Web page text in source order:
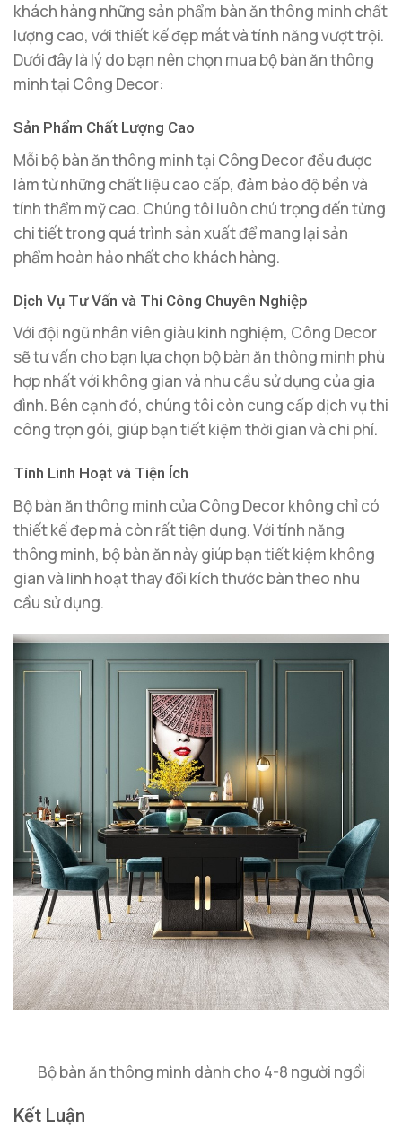
khách hàng những sản phẩm bàn ăn thông minh chất
lượng cao, với thiết kế đẹp mắt và tính năng vượt trội.
Dưới đây là lý do bạn nên chọn mua bộ bàn ăn thông
minh tại Công Decor:
Sản Phẩm Chất Lượng Cao
Mỗi bộ bàn ăn thông minh tại Công Decor đều được
làm từ những chất liệu cao cấp, đảm bảo độ bền và
tính thẩm mỹ cao. Chúng tôi luôn chú trọng đến từng
chi tiết trong quá trình sản xuất để mang lại sản
phẩm hoàn hảo nhất cho khách hàng.
Dịch Vụ Tư Vấn và Thi Công Chuyên Nghiệp
Với đội ngũ nhân viên giàu kinh nghiệm, Công Decor
sẽ tư vấn cho bạn lựa chọn bộ bàn ăn thông minh phù
hợp nhất với không gian và nhu cầu sử dụng của gia
đình. Bên cạnh đó, chúng tôi còn cung cấp dịch vụ thi
công trọn gói, giúp bạn tiết kiệm thời gian và chi phí.
Tính Linh Hoạt và Tiện Ích
Bộ bàn ăn thông minh của Công Decor không chỉ có
thiết kế đẹp mà còn rất tiện dụng. Với tính năng
thông minh, bộ bàn ăn này giúp bạn tiết kiệm không
gian và linh hoạt thay đổi kích thước bàn theo nhu
cầu sử dụng.
Bộ bàn ăn thông mình dành cho 4-8 người ngồi
Kết Luận